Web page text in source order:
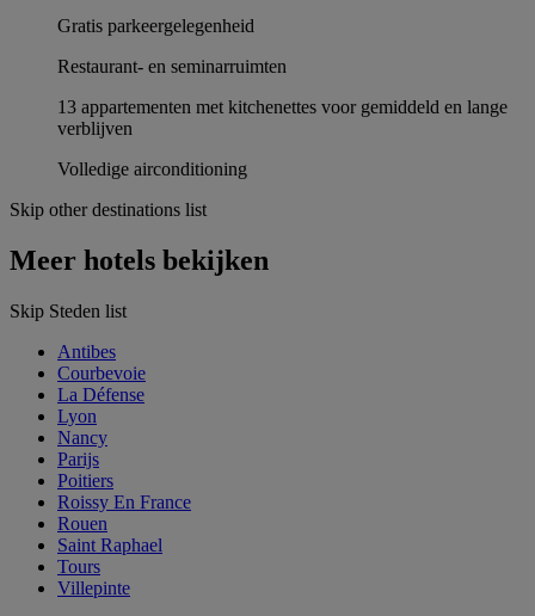
Gratis parkeergelegenheid
Restaurant- en seminarruimten
13 appartementen met kitchenettes voor gemiddeld en lange
verblijven
Volledige airconditioning
Skip other destinations list
Meer hotels bekijken
Skip Steden list
Antibes
Courbevoie
La Défense
Lyon
Nancy
Parijs
Poitiers
Roissy En France
Rouen
Saint Raphael
Tours
Villepinte